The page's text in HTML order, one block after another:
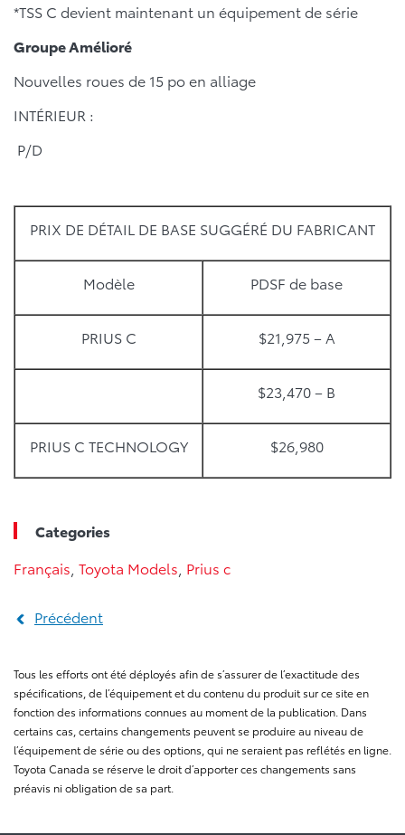
*TSS C devient maintenant un équipement de série
Groupe Amélioré
Nouvelles roues de 15 po en alliage
INTÉRIEUR :
P/D
PRIX DE DÉTAIL DE BASE SUGGÉRÉ DU FABRICANT
Modèle PDSF de base
PRIUS C $21,975 – A
$23,470 – B
PRIUS C TECHNOLOGY $26,980
Categories
Français Toyota Models Prius c
Précédent
Tous les efforts ont été déployés afin de s’assurer de l’exactitude des
spécifications, de l’équipement et du contenu du produit sur ce site en
fonction des informations connues au moment de la publication. Dans
certains cas, certains changements peuvent se produire au niveau de
l’équipement de série ou des options, qui ne seraient pas reflétés en ligne.
Toyota Canada se réserve le droit d’apporter ces changements sans
préavis ni obligation de sa part.